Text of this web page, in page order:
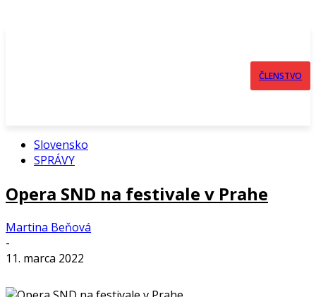
ČLENSTVO
Slovensko
SPRÁVY
Opera SND na festivale v Prahe
Martina Beňová
-
11. marca 2022